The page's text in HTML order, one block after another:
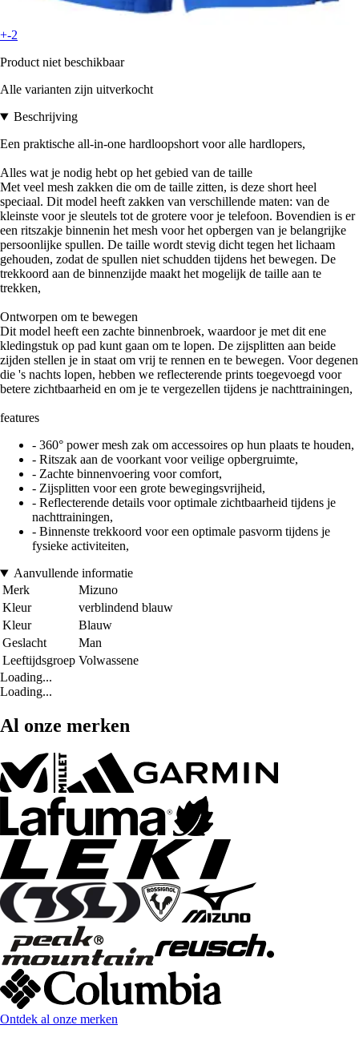
+-2
Product niet beschikbaar
Alle varianten zijn uitverkocht
Beschrijving
Een praktische all-in-one hardloopshort voor alle hardlopers,
Alles wat je nodig hebt op het gebied van de taille
Met veel mesh zakken die om de taille zitten, is deze short heel
speciaal. Dit model heeft zakken van verschillende maten: van de
kleinste voor je sleutels tot de grotere voor je telefoon. Bovendien is er
een ritszakje binnenin het mesh voor het opbergen van je belangrijke
persoonlijke spullen. De taille wordt stevig dicht tegen het lichaam
gehouden, zodat de spullen niet schudden tijdens het bewegen. De
trekkoord aan de binnenzijde maakt het mogelijk de taille aan te
trekken,
Ontworpen om te bewegen
Dit model heeft een zachte binnenbroek, waardoor je met dit ene
kledingstuk op pad kunt gaan om te lopen. De zijsplitten aan beide
zijden stellen je in staat om vrij te rennen en te bewegen. Voor degenen
die 's nachts lopen, hebben we reflecterende prints toegevoegd voor
betere zichtbaarheid en om je te vergezellen tijdens je nachttrainingen,
features
- 360° power mesh zak om accessoires op hun plaats te houden,
- Ritszak aan de voorkant voor veilige opbergruimte,
- Zachte binnenvoering voor comfort,
- Zijsplitten voor een grote bewegingsvrijheid,
- Reflecterende details voor optimale zichtbaarheid tijdens je
nachttrainingen,
- Binnenste trekkoord voor een optimale pasvorm tijdens je
fysieke activiteiten,
Aanvullende informatie
Merk
Mizuno
Kleur
verblindend blauw
Kleur
Blauw
Geslacht
Man
Leeftijdsgroep Volwassene
Loading...
Loading...
Al onze merken
Ontdek al onze merken